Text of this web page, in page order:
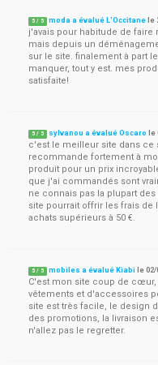
5 / 5 moda a évalué L'Occitane le
j'avais pour habitude de faire
mais depuis un
sur le site. finalement à part
manquer, tout y est. mes
satisfaite!
5 / 5 sylvanou a évalué Oscaro le
c'est le meilleur site dans ce
recommande fortement à
produit pour un prix
que j'ai commandés sont
ne connais pas la plupart
site pourrait offrir les frais de
achats supérieurs à 50 €.
5 / 5 mobiles a évalué Kiabi le02/
C'est mon site coup de cœur,
vêtements et d'accessoires
site est très facile, le design
des promotions, la livraison
n'allez pas le regretter.